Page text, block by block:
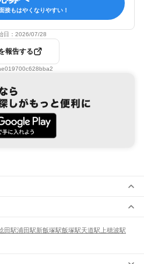
接もはやくなりやすい！
日： 2026/07/28
報告する
田駅浦田駅新飯塚駅飯塚駅天道駅 上穂波駅